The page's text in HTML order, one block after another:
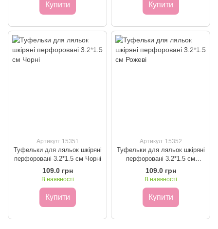
Купити Купити
Артикул: 15351
Туфельки для ляльок шкіряні
перфоровані 3.2*1.5 см Чорні
109.0 грн
В наявності
Купити
Артикул: 15352
Туфельки для ляльок шкіряні
перфоровані 3.2*1.5 см
Рожеві
109.0 грн
В наявності
Купити